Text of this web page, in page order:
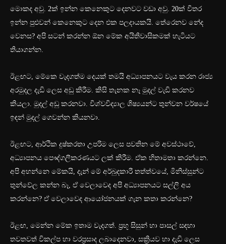
මොකද අවු. 2ක් ඉන්න කෙනෙකුට දෙනවට වඩා අවු. 20ක් විතර
ඉන්න පුළුවන් කෙනෙකුට දෙන එක පලදායකයි. තේරෙනව නේද
වෙනස? අපි සටන් කරන්න ඕන මේක අයිතිවාසිකමක් හැටියට
තියාගන්න.
ඊළඟට, මේකෙ වැදගත්ම දෙයක් තමයි අධ්‍යාපනයට වැය කරන රාජ්‍ය
අරමුදල දැඩි ලෙස අඩු කිරීම. කිසි තැනක නෑ මුදල් වැඩි කරනව
කියලා. මුදල් අඩු කරනවා. විශ්වවිද්‍යාල ශිෂ්‍යයන්ට තුන්වන වර්ෂයේ
ඉඳන් මුදල් ගෙවන්න කියනවා.
ඊළඟට, ආර්ථික දුෂ්කරතා උපරිම ලෙස පවතින මේ අවස්ථාවේ,
අධ්‍යාපනය පෞද්ගලීකරණයට ලක් කිරීම. ඒක හිතාමතා කරන්නෙ.
අපි අහන්නෙ මේකයි, දැන් මේ අර්බුදකාරී තත්ත්වයේ, මිනිස්සුන්ට
තුන්වේල කන්න බෑ, ඒ වෙලාවෙද අපි අධ්‍යාපනයට සල්ලි අය
කරන්නෙ? ඒ වෙලාවෙද ආයෝජනයක් ගැන කතා කරන්නෙ?
ඊළඟ, මෙන්න මේක ඉතාම වැදගත්. ප්‍රභූ සිසුන් හා පාසල් සඳහා
තවතවත් විකල්ප හා වරප්‍රසාද ලබාදෙනවා, සක්‍රියව හා දැඩි ලෙස